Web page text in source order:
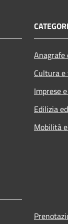
Cultura
Imprese
Edilizia
Mobilità